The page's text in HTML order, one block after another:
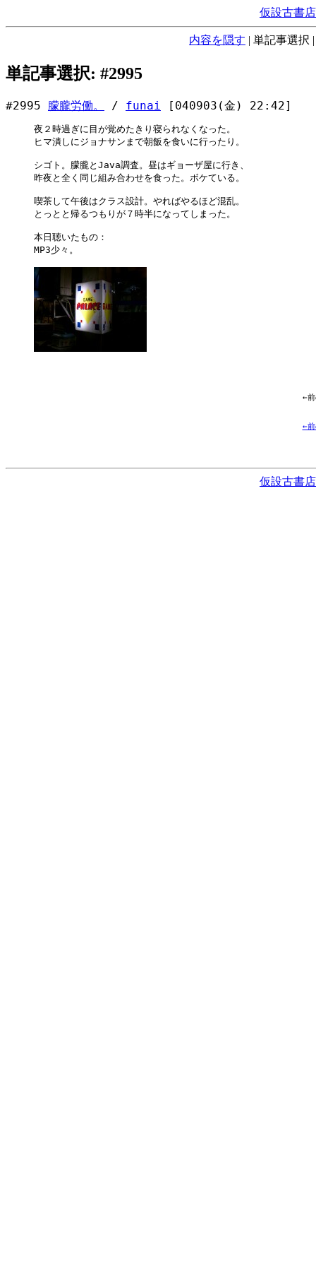
仮設古書店
内容を隠す | 単記事選択
単記事選択: #2995
#2995 朦朧労働。 / funai [040903(金) 22:42]
夜２時過ぎに目が覚めたきり寝られなくなった。
ヒマ潰しにジョナサンまで朝飯を食いに行ったり。
シゴト。朦朧とJava調査。昼はギョーザ屋に行き、
昨夜と全く同じ組み合わせを食った。ボケている。
喫茶して午後はクラス設計。やればやるほど混乱。
とっとと帰るつもりが７時半になってしまった。
本日聴いたもの：
MP3少々。
←
←
仮設古書店